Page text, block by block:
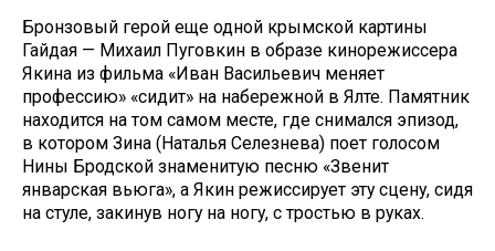
Бронзовый герой еще одной крымской картины
Гайдая — Михаил Пуговкин в образе кинорежиссера
Якина из фильма «Иван Васильевич меняет
профессию» «сидит» на набережной в Ялте. Памятник
находится на том самом месте, где снимался эпизод,
в котором Зина (Наталья Селезнева) поет голосом
Нины Бродской знаменитую песню «Звенит
январская вьюга», а Якин режиссирует эту сцену, сидя
на стуле, закинув ногу на ногу, с тростью в руках.